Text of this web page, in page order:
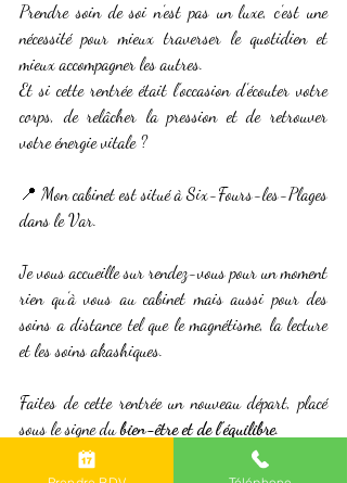
Prendre soin de soi n’est pas un luxe, c’est une
nécessité pour mieux traverser le quotidien et
mieux accompagner les autres.
Et si cette rentrée était l’occasion d’écouter votre
corps, de relâcher la pression et de retrouver
votre énergie vitale ?
📍 Mon cabinet est situé à Six-Fours-les-Plages
dans le Var.
Je vous accueille sur rendez-vous pour un moment
rien qu’à vous au cabinet mais aussi pour des
soins a distance tel que le magnétisme, la lecture
et les soins akashiques.
Faites de cette rentrée un nouveau départ, placé
sous le signe du bien-être et de l’équilibre.
bien-être fatigue
harmonisation energetique
angoissele var